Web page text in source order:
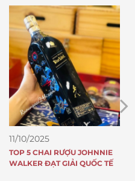
11/10/2025
TOP 5 CHAI RƯỢU JOHNNIE
WALKER ĐẠT GIẢI QUỐC TẾ